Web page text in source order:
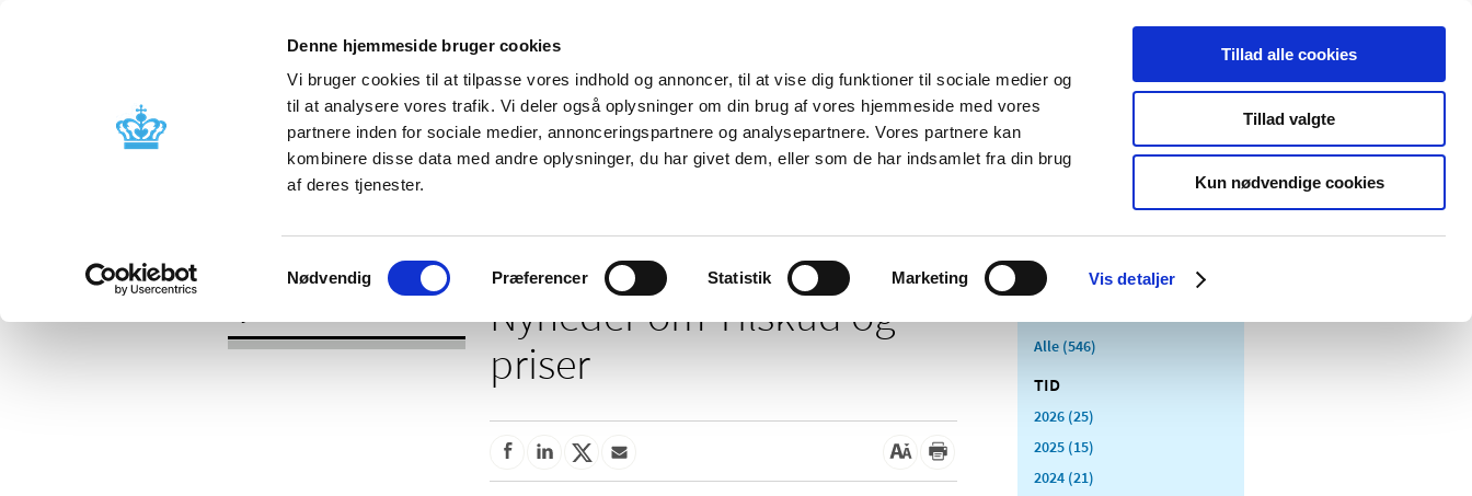
Denne hjemmeside bruger cookies
Vi bruger cookies til at tilpasse vores indhold og annoncer, til at vise dig funktioner til sociale medier og
til at analysere vores trafik. Vi deler også oplysninger om din brug af vores hjemmeside med vores
partnere inden for sociale medier, annonceringspartnere og analysepartnere. Vores partnere kan
kombinere disse data med andre oplysninger, du har givet dem, eller som de har indsamlet fra din brug
af deres tjenester.
Samtykkevalg
Nødvendig Præferencer Statistik Marketing Vis detaljer
Tillad alle cookies
Tillad valgte
Kun nødvendige cookies
Nyheder Om os Kontakt Udgivelser
Godkendelse og
Bivirkninger og
produktinformation
Tilskud og
Apoteker og salg af
Medicinsk
Særlige
produktområder
Nyheder om Tilskud og
priser
Alle (546)
TID
2026 (25)
2025 (15)
2024 (21)